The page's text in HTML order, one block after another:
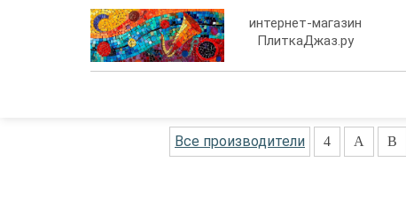
интернет-магазин
ПлиткаДжаз.ру
Все производители 4 A B